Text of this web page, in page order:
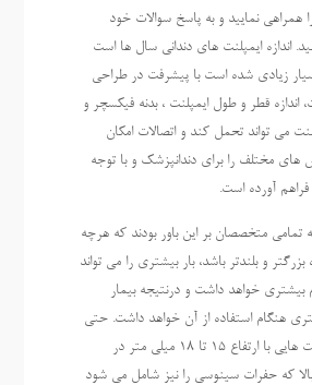
همراهی نمایید و به پاسخ سوالات خود
اندازه ایمپلنت های دندانی سال ها است
زیادی شده است با پیشرفت در طراحی
قطر و طول ایمپلنت ، بدنه فیکسچر و
می تواند تحمل کند و اتصالات امکان
های مختلف را برای دندانپزشک و با توجه
آورده است.
متخصصان بر این باور بودند که هرچه
و بلندتر باشد، بار بیشتری را می تواند
خواهد داشت و درنتیجه بیمار
هنگام استفاده از آن خواهد داشت. حتی
زمانی بود که ایمپلنت هایی با ارتفاع 15 تا 18 میلی متر در
که حفرات سینوسی را نیز شامل می شود